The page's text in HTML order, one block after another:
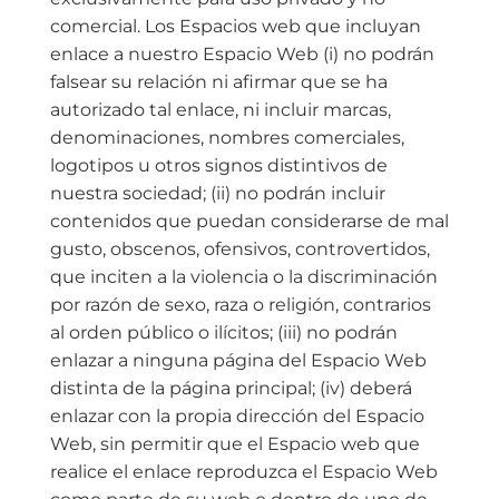
comercial. Los Espacios web que incluyan
enlace a nuestro Espacio Web (i) no podrán
falsear su relación ni afirmar que se ha
autorizado tal enlace, ni incluir marcas,
denominaciones, nombres comerciales,
logotipos u otros signos distintivos de
nuestra sociedad; (ii) no podrán incluir
contenidos que puedan considerarse de mal
gusto, obscenos, ofensivos, controvertidos,
que inciten a la violencia o la discriminación
por razón de sexo, raza o religión, contrarios
al orden público o ilícitos; (iii) no podrán
enlazar a ninguna página del Espacio Web
distinta de la página principal; (iv) deberá
enlazar con la propia dirección del Espacio
Web, sin permitir que el Espacio web que
realice el enlace reproduzca el Espacio Web